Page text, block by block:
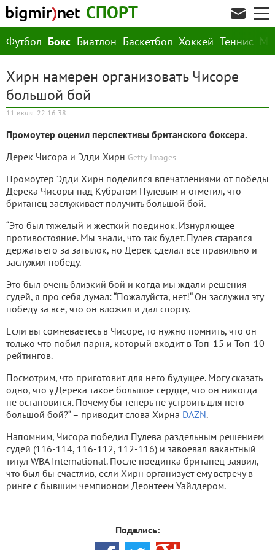
СПОРТ
Футбол Бокс Биатлон Баскетбол Хоккей Теннис
Хирн намерен организовать Чисоре
большой бой
11 июля '22 16:38
Промоутер оценил перспективы британского боксера.
Дерек Чисора и Эдди Хирн Getty Images
Промоутер Эдди Хирн поделился впечатлениями от победы
Дерека Чисоры над Кубратом Пулевым и отметил, что
британец заслуживает получить большой бой.
“Это был тяжелый и жесткий поединок. Изнуряющее
противостояние. Мы знали, что так будет. Пулев старался
держать его за затылок, но Дерек сделал все правильно и
заслужил победу.
Это был очень близкий бой и когда мы ждали решения
судей, я про себя думал: “Пожалуйста, нет!“ Он заслужил эту
победу за все, что он вложил и дал спорту.
Если вы сомневаетесь в Чисоре, то нужно помнить, что он
только что побил парня, который входит в Топ-15 и Топ-10
рейтингов.
Посмотрим, что приготовит для него будущее. Могу сказать
одно, что у Дерека такое большое сердце, что он никогда
не остановится. Почему бы теперь не устроить для него
большой бой?“ – приводит слова Хирна DAZN.
Напомним, Чисора победил Пулева раздельным решением
судей (116-114, 116-112, 112-116) и завоевал вакантный
титул WBA International. После поединка британец заявил,
что был бы счастлив, если Хирн организует ему встречу в
ринге с бывшим чемпионом Деонтеем Уайлдером.
Поделись: